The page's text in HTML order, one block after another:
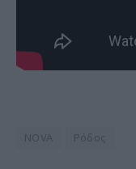
NOVA Ρόδος